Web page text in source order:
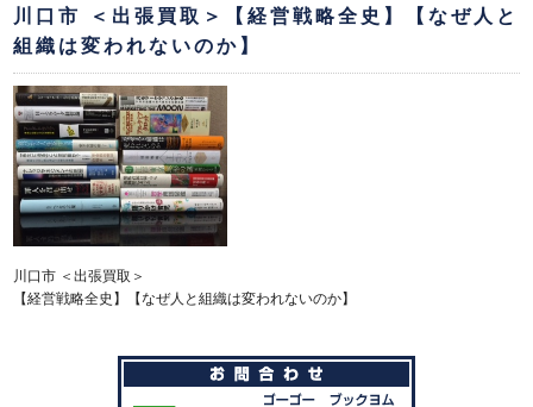
川口市 ＜出張買取＞【経営戦略全史】【なぜ人と
組織は変われないのか】
川口市 ＜出張買取＞
【経営戦略全史】【なぜ人と組織は変われないのか】